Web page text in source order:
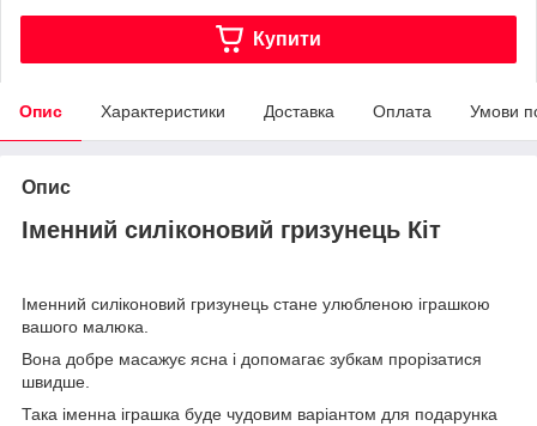
Купити
Опис Характеристики Доставка Оплата Умови
Опис
Іменний силіконовий гризунець Кіт
Іменний силіконовий гризунець стане улюбленою іграшкою
вашого малюка.
Вона добре масажує ясна і допомагає зубкам прорізатися
швидше.
Така іменна іграшка буде чудовим варіантом для подарунка